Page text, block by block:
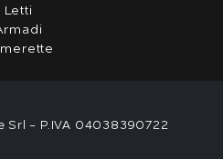
Letti
Srl - P.IVA 04038390722